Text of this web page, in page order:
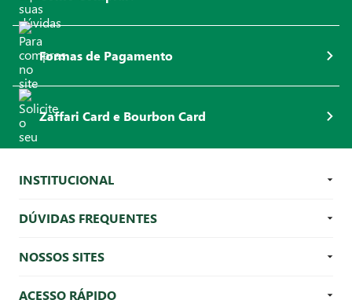
Formas de Pagamento
Zaffari Card e Bourbon Card
INSTITUCIONAL
DÚVIDAS FREQUENTES
NOSSOS SITES
ACESSO RÁPIDO